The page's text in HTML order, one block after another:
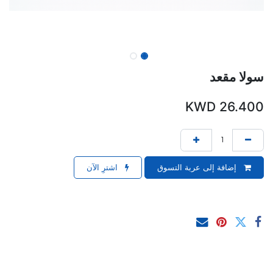
سولا مقعد
26.400
إضافة إلى عربة التسوق اشترِ الآن